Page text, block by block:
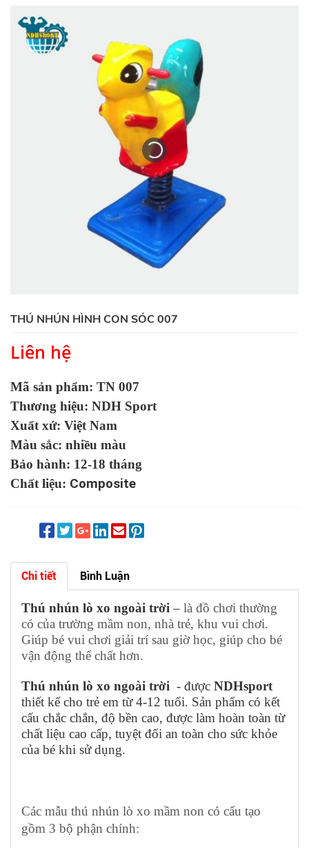
THÚ NHÚN HÌNH CON SÓC 007
Liên hệ
Mã sản phẩm: TN 007
Thương hiệu: NDH Sport
Xuất xứ: Việt Nam
Màu sắc: nhiều màu
Bảo hành: 12-18 tháng
Chất liệu: Composite
Chi tiết Bình Luận
Thú nhún lò xo ngoài trời– là đồ chơi thường
có của trường mầm non, nhà trẻ, khu vui chơi.
Giúp bé vui chơi giải trí sau giờ học, giúp cho bé
vận động thể chất hơn.
Thú nhún lò xo ngoài trời - được NDHsport
thiết kế cho trẻ em từ 4-12 tuổi. Sản phẩm có kết
cấu chắc chắn, độ bền cao, được làm hoàn toàn từ
chất liệu cao cấp, tuyệt đối an toàn cho sức khỏe
của bé khi sử dụng.
Các mẫu thú nhún lò xo mầm non có cấu tạo
gồm 3 bộ phận chính: